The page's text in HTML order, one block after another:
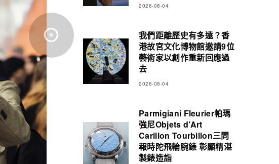
2026-08-04
我們距離歷史有多遠？香
港故宮文化博物館邀請9位
藝術家以創作重新回應過
去
2026-08-04
Parmigiani Fleurier帕瑪
強尼Objets d’Art
Carillon Tourbillon三問
報時陀飛輪腕錶 彰顯精湛
製錶造詣